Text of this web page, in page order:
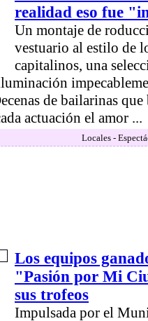
realidad eso fue
Un montaje de
vestuario al estilo de
capitalinos, una
de bailarinas
actuación el amor ...
Locales -
Los equipos
"Pasión por Mi
sus trofeos
Impulsada por el